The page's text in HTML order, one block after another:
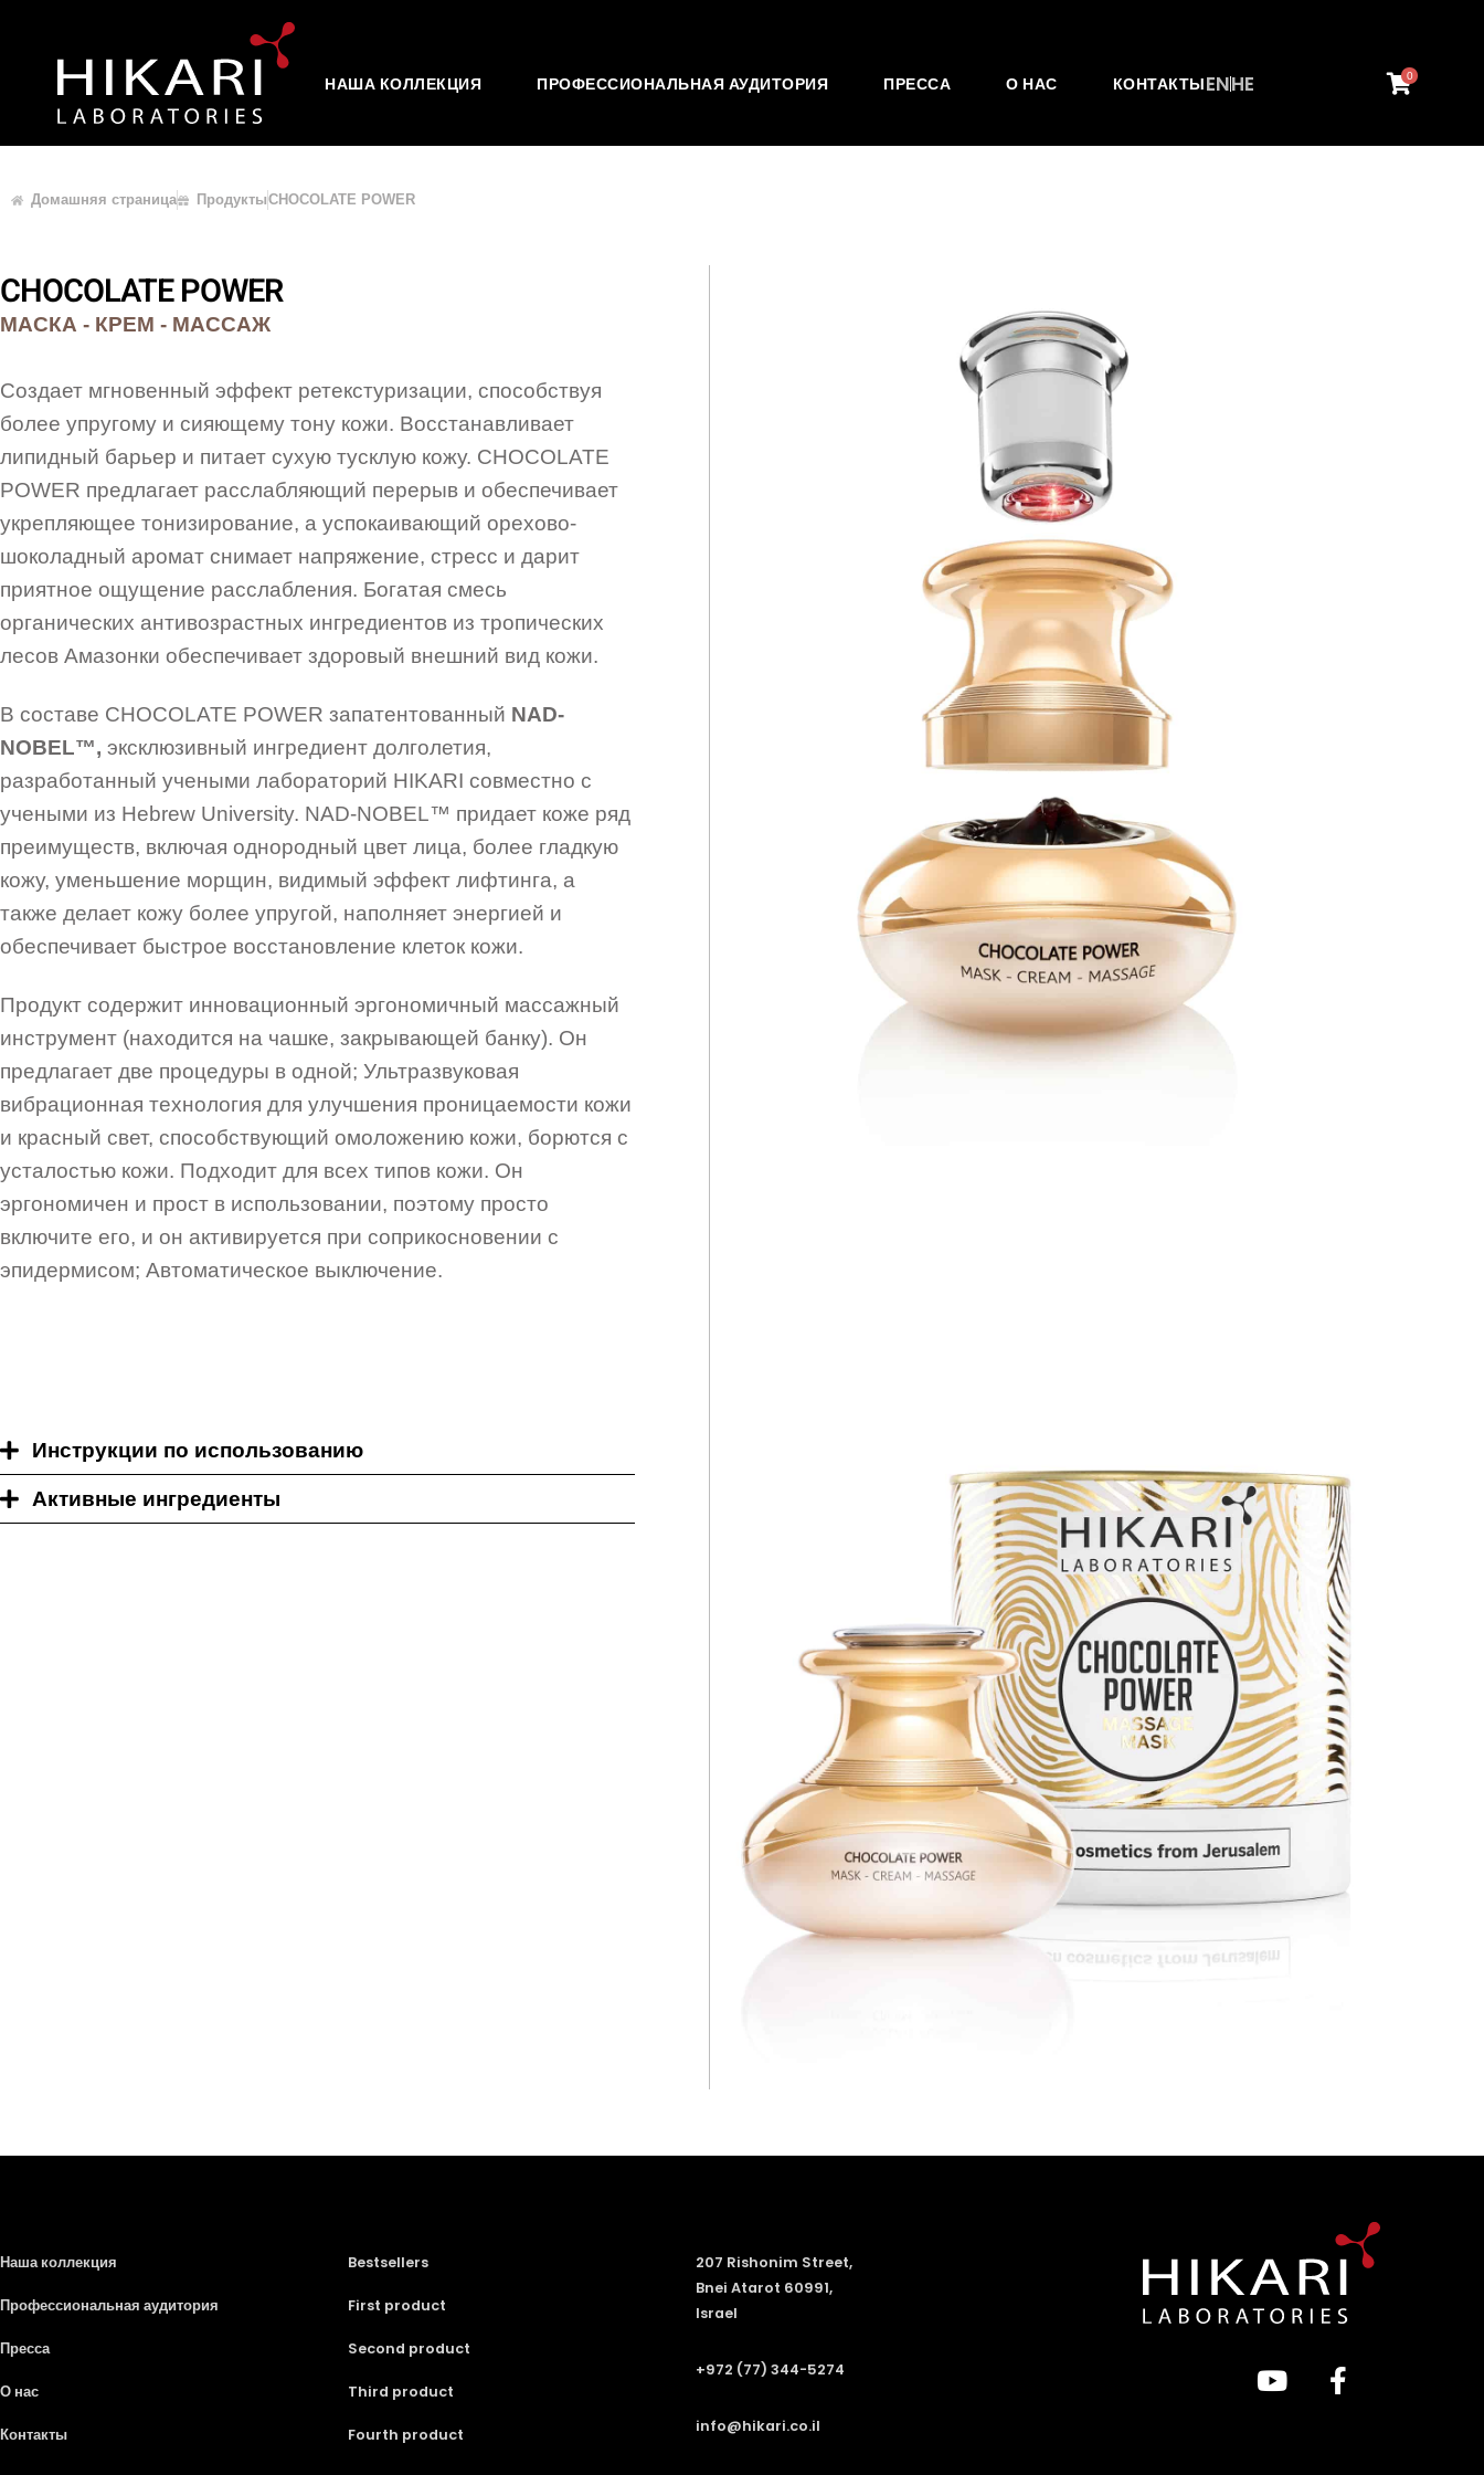
НАША КОЛЛЕКЦИЯ ПРОФЕССИОНАЛЬНАЯ АУДИТОРИЯ ПРЕССА О НАС КОНТАКТЫENHE 0
Домашняя страница ПродуктыCHOCOLATE POWER
CHOCOLATE POWER
МАСКА - КРЕМ - МАССАЖ
Создает мгновенный эффект ретекстуризации, способствуя
более упругому и сияющему тону кожи. Восстанавливает
липидный барьер и питает сухую тусклую кожу. CHOCOLATE
POWER предлагает расслабляющий перерыв и обеспечивает
укрепляющее тонизирование, а успокаивающий орехово-
шоколадный аромат снимает напряжение, стресс и дарит
приятное ощущение расслабления. Богатая смесь
органических антивозрастных ингредиентов из тропических
лесов Амазонки обеспечивает здоровый внешний вид кожи.
В составе CHOCOLATE POWER запатентованный NAD-
NOBEL™️, эксклюзивный ингредиент долголетия,
разработанный учеными лабораторий HIKARI совместно с
учеными из Hebrew University. NAD-NOBEL™️ придает коже ряд
преимуществ, включая однородный цвет лица, более гладкую
кожу, уменьшение морщин, видимый эффект лифтинга, а
также делает кожу более упругой, наполняет энергией и
обеспечивает быстрое восстановление клеток кожи.
Продукт содержит инновационный эргономичный массажный
инструмент (находится на чашке, закрывающей банку). Он
предлагает две процедуры в одной; Ультразвуковая
вибрационная технология для улучшения проницаемости кожи
и красный свет, способствующий омоложению кожи, борются с
усталостью кожи. Подходит для всех типов кожи. Он
эргономичен и прост в использовании, поэтому просто
включите его, и он активируется при соприкосновении с
эпидермисом; Автоматическое выключение.
Инструкции по использованию
Активные ингредиенты
Наша коллекция
Профессиональная аудитория
Пресса
О нас
Контакты
Bestsellers
First product
Second product
Third product
Fourth product
207 Rishonim Street,
Bnei Atarot 60991,
Israel
+972 (77) 344-5274
info@hikari.co.il